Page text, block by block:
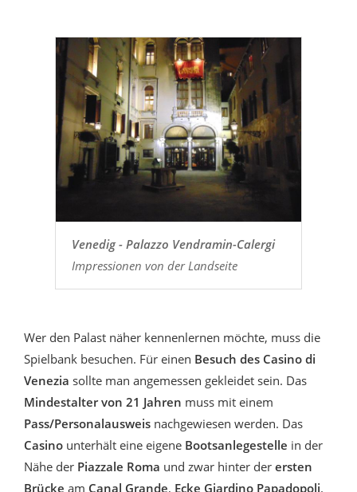
Venedig - Palazzo Vendramin-Calergi
Impressionen von der Landseite
Wer den Palast näher kennenlernen möchte, muss die
Spielbank besuchen. Für einen Besuch des Casino di
Venezia sollte man angemessen gekleidet sein. Das
Mindestalter von 21 Jahren muss mit einem
Pass/Personalausweis nachgewiesen werden. Das
Casino unterhält eine eigene Bootsanlegestelle in der
Nähe der Piazzale Roma und zwar hinter der ersten
Brücke am Canal Grande, Ecke Giardino Papadopoli.